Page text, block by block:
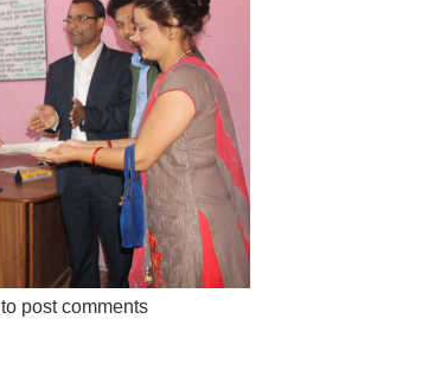
to post comments